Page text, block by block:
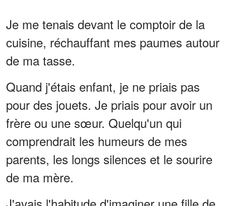
Je me tenais devant le comptoir de la
cuisine, réchauffant mes paumes autour
de ma tasse.
Quand j'étais enfant, je ne priais pas
pour des jouets. Je priais pour avoir un
frère ou une sœur. Quelqu'un qui
comprendrait les humeurs de mes
parents, les longs silences et le sourire
de ma mère.